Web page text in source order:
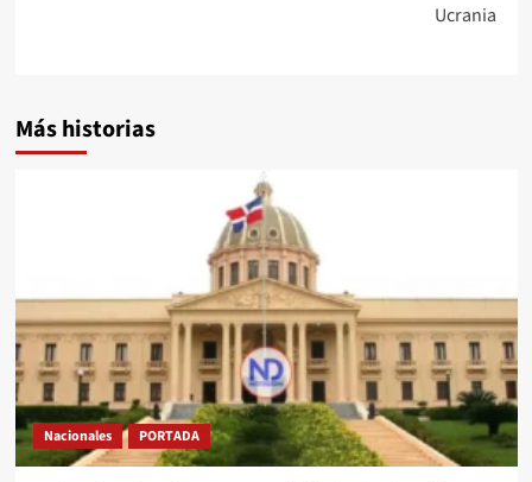
Ucrania
Más historias
Nacionales PORTADA